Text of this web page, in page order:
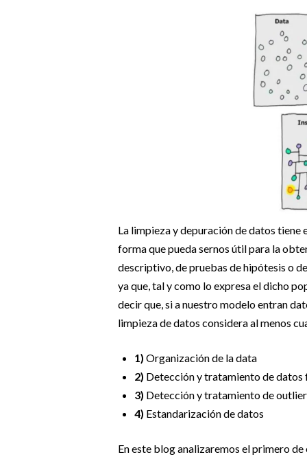
La limpieza y depuración de datos
forma que pueda sernos útil para la
descriptivo, de pruebas de hipótesis o
ya que, tal y como lo expresa el dicho
decir que, si a nuestro modelo entran
limpieza de datos considera al menos
1) Organización de la data
2) Detección y tratamiento de datos
3) Detección y tratamiento de
4) Estandarización de datos
En este blog analizaremos el primero